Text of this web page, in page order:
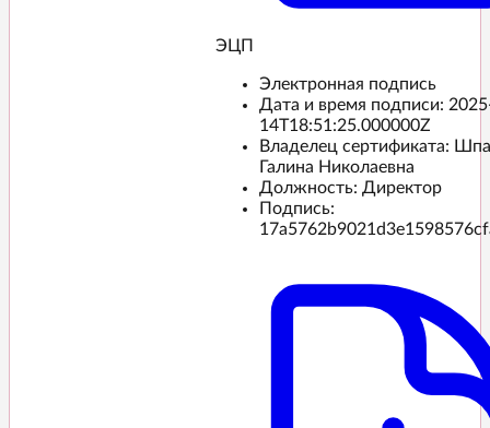
ЭЦП️
Электронная подпись
Дата и время подписи:
14T18:51:25.000000Z
Владелец сертификата:
Галина Николаевна
Должность: Директор
Подпись: